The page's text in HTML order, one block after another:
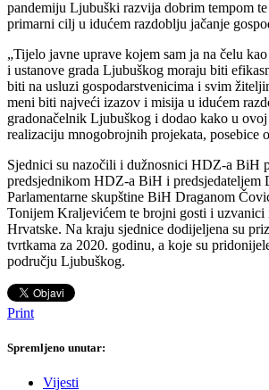
pandemiju Ljubuški razvija dobrim tempom
primarni cilj u idućem razdoblju jačanje
„Tijelo javne uprave kojem sam ja na čelu
i ustanove grada Ljubuškog moraju biti
biti na usluzi gospodarstvenicima i svim
meni biti najveći izazov i misija u idućem
gradonačelnik Ljubuškog i dodao kako u
realizaciju mnogobrojnih projekata, posebice
Sjednici su nazočili i dužnosnici HDZ-a BiH
predsjednikom HDZ-a BiH i predsjedateljem
Parlamentarne skupštine BiH Draganom
Tonijem Kraljevićem te brojni gosti i
Hrvatske. Na kraju sjednice dodijeljena su
tvrtkama za 2020. godinu, a koje su
području Ljubuškog.
Print
Spremljeno unutar:
Vijesti